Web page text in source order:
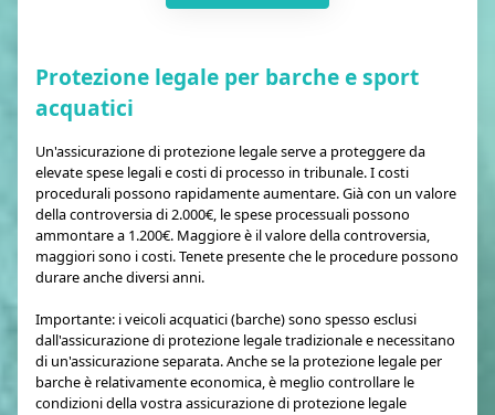
Protezione legale per barche e sport
acquatici
Un'assicurazione di protezione legale serve a proteggere da
elevate spese legali e costi di processo in tribunale. I costi
procedurali possono rapidamente aumentare. Già con un valore
della controversia di 2.000€, le spese processuali possono
ammontare a 1.200€. Maggiore è il valore della controversia,
maggiori sono i costi. Tenete presente che le procedure possono
durare anche diversi anni.
Importante: i veicoli acquatici (barche) sono spesso esclusi
dall'assicurazione di protezione legale tradizionale e necessitano
di un'assicurazione separata. Anche se la protezione legale per
barche è relativamente economica, è meglio controllare le
condizioni della vostra assicurazione di protezione legale